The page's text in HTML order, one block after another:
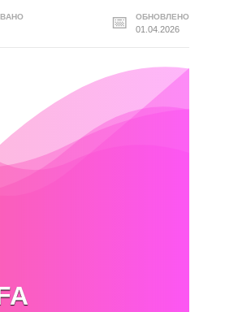
ОБНОВЛЕНО
01.04.2026